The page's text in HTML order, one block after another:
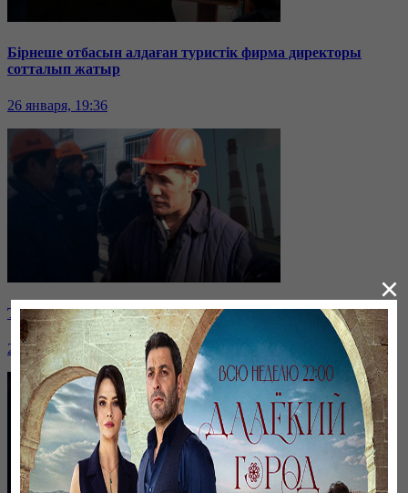
Бірнеше отбасын алдаған туристік фирма директоры
сотталып жатыр
26 января, 19:36
Таразда ТЭЦ қызметкерлері жалақы көтеруді талап етті
26 января, 19:36
×